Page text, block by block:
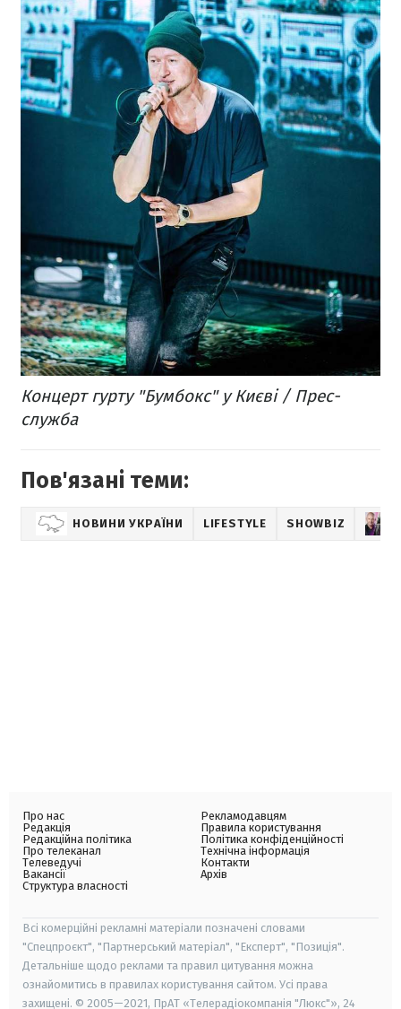
Концерт гурту "Бумбокс" у Києві / Прес-
служба
Пов'язані теми:
НОВИНИ УКРАЇНИ LIFESTYLE SHOWBIZ
Про нас
Редакція
Редакційна політика
Про телеканал
Телеведучі
Вакансії
Структура власності
Рекламодавцям
Правила користування
Політика конфіденційності
Технічна інформація
Контакти
Архів
Всі комерційні рекламні матеріали позначені словами
"Спецпроєкт", "Партнерський матеріал", "Експерт", "Позиція".
Детальніше щодо реклами та правил цитування можна
ознайомитись в правилах користування сайтом. Усі права
захищені. © 2005—2021, ПрАТ «Телерадіокомпанія "Люкс"», 24